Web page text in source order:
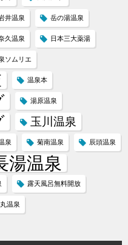
井温泉 岳の湯温泉
久温泉 日本三大薬湯
ソムリエ
温泉本
湯原温泉
玉川温泉
泉 菊南温泉 辰頭温泉
湯温泉
露天風呂無料開放
温泉